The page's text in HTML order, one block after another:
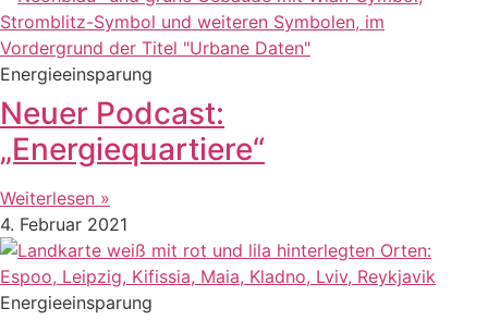
Energieeinsparung
Neuer Podcast:
„Energiequartiere“
Weiterlesen »
4. Februar 2021
Energieeinsparung